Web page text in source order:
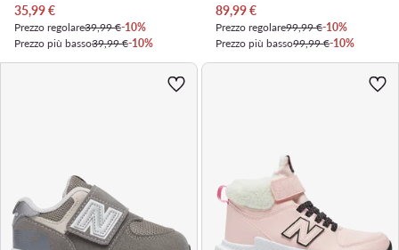
Prezzo attuale
35,99€
Prezzo regolare39,99 €-10%
Prezzo più basso39,99 €-10%
Prezzo attuale
89,99€
Prezzo regolare99,99 €-10%
Prezzo più basso99,99 €-10%